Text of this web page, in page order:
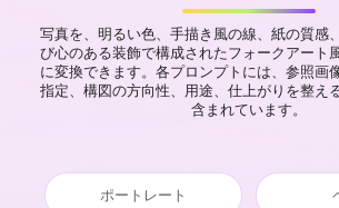
写真を、明るい色、手描き風の線、紙の質感
び心のある装飾で構成されたフォークアート
に変換できます。各プロンプトには、参照画
指定、構図の方向性、用途、仕上がりを整え
含まれています。
ポートレート